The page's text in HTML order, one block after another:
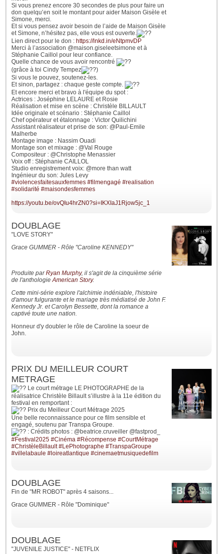
Si vous prenez encore 30 secondes de plus pour faire un
don quelqu’en soit le montant pour aider Maison Gisèle et
Simone, merci.
Et si vous pensez avoir besoin de l’aide de Maison Gisèle
et Simone, n’hésitez pas, elle vous est ouverte.
Lien direct pour le don : https://lnkd.in/eNtpmvDP
Merci à l’association @maison.giseleetsimone et à
Stéphanie Caillol pour leur confiance.
Quelle chance de vous avoir rencontré
(grâce à toi Cindy Tempez
)
Si vous le pouvez, soutenez-les.
Et sinon, partagez : chaque geste compte.
Et encore merci et bravo à l'équipe du spot :
Actrices : Joséphine LELAURE et Rosie
Réalisation et mise en scène : Christèle BILLAULT
Idée originale et scénario : Stéphanie Caillol
Chef opérateur et étalonnage : Victor Quilichini
Assistant réalisateur et prise de son: @Paul-Emile
Malherbe
Montage image : Nassim Ouadi
Montage son et mixage : @Val Rouge
Compositeur : @Christophe Menassier
Voix off : Stéphanie CAILLOL
Studio enregistrement voix: @more than watt
Ingénieur du son: Jules Levy
#violencesfaitesauxfemmes #filmengagé #realisation
#solidarité #maisondesfemmes
https://youtu.be/ovQIu4hrZN0?si=IKXIaJ1Rjow5jc_1
DOUBLAGE
"LOVE STORY"
Grace GUMMER - Rôle "Caroline KENNEDY"
Produite parRyan Murphy, il s'agit de la cinquième série
de l'anthologieAmerican Story.
Cette mini-série explore l'alchimie indéniable, l'histoire
d'amour fulgurante et le mariage très médiatisé de John F.
Kennedy Jr. et Carolyn Bessette, dont la romance a
captivé toute une nation.
Honneur d'y doubler le rôle de Caroline la soeur de
John.
PRIX DU MEILLEUR COURT
METRAGE
Le court métrage LE PHOTOGRAPHE de la
réalisatrice Christèle Billault s’illustre à la 11e édition du
festival en remportant :
Prix du Meilleur Court Métrage 2025
Une belle reconnaissance pour ce film sensible et
engagé, soutenu par Transpa Groupe.
: Crédits photos : @beatrice.cruveiller @fastprod_
#Festival2025 #Cinéma #Récompense #CourtMétrage
#ChristèleBillault #LePhotographe #TranspaGroupe
#villelabaule #loireatlantique #cinemaetmusiquedefilm
DOUBLAGE
Fin de "MR ROBOT" après 4 saisons...
Grace GUMMER - Rôle "Dominique"
DOUBLAGE
"JUVENILE JUSTICE" - NETFLIX